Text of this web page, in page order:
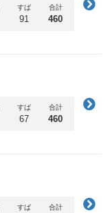
すば
91
合計
460
すば
67
合計
460
すば 合計